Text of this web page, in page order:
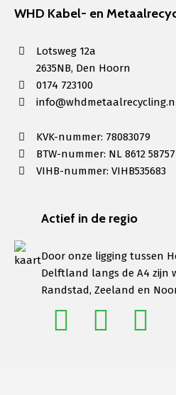
WHD Kabel- en
Lotsweg 12a
2635NB, Den Hoorn
0174 723100
KVK-nummer: 78083079
BTW-nummer: NL 8612
VIHB-nummer: VIHB535683
Actief in de regio
Door onze ligging tussen
Delftland langs de A4 zijn
Randstad, Zeeland en